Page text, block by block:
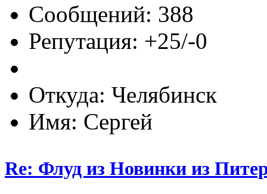
Сообщений: 388
Репутация: +25/-0
Откуда: Челябинск
Имя: Сергей
Re: Флуд из Новинки из